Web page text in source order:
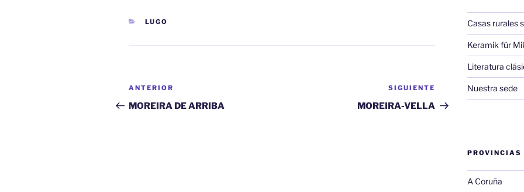
CATEGORÍAS
LUGO
Navegación
de
Entrada
anterior:
ANTERIOR
MOREIRA DE ARRIBA
Siguiente
entrada
SIGUIENTE
MOREIRA-VELLA
Casas rurales
Keramik für
Literatura
Nuestra sede
PROVINCIAS
A Coruña